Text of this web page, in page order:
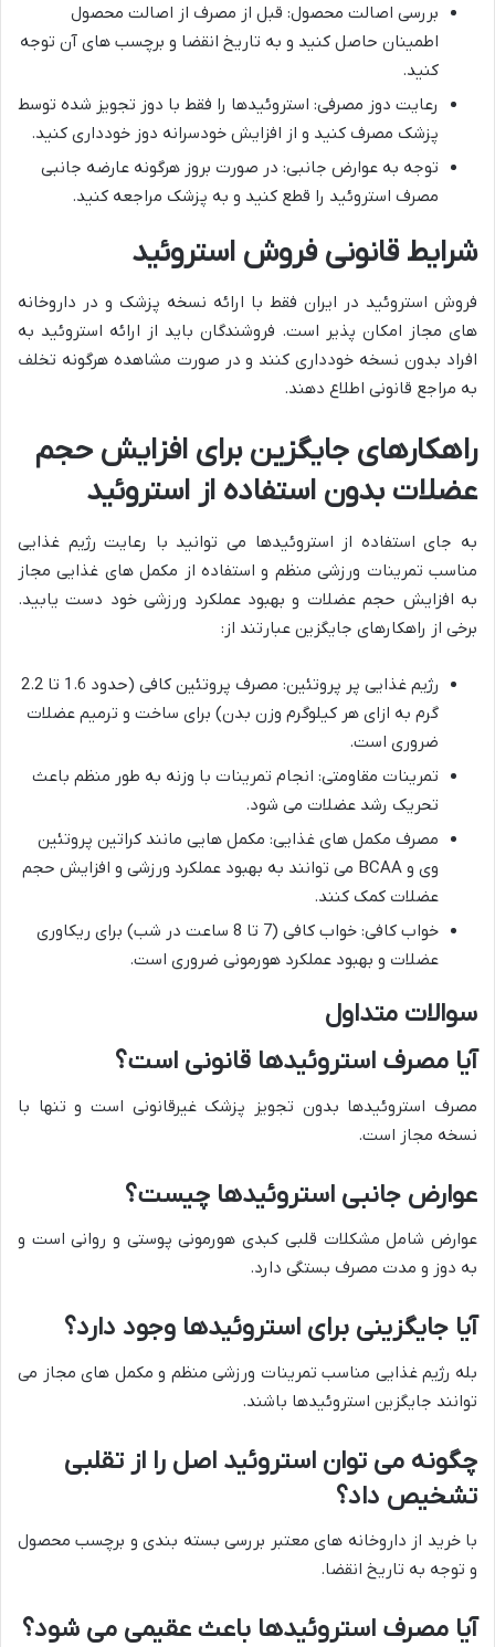
بررسی اصالت محصول: قبل از مصرف از اصالت محصول
اطمینان حاصل کنید و به تاریخ انقضا و برچسب های آن توجه
کنید.
رعایت دوز مصرفی: استروئیدها را فقط با دوز تجویز شده توسط
پزشک مصرف کنید و از افزایش خودسرانه دوز خودداری کنید.
توجه به عوارض جانبی: در صورت بروز هرگونه عارضه جانبی
مصرف استروئید را قطع کنید و به پزشک مراجعه کنید.
شرایط قانونی فروش استروئید
فروش استروئید در ایران فقط با ارائه نسخه پزشک و در داروخانه
های مجاز امکان پذیر است. فروشندگان باید از ارائه استروئید به
افراد بدون نسخه خودداری کنند و در صورت مشاهده هرگونه تخلف
به مراجع قانونی اطلاع دهند.
راهکارهای جایگزین برای افزایش حجم
عضلات بدون استفاده از استروئید
به جای استفاده از استروئیدها می توانید با رعایت رژیم غذایی
مناسب تمرینات ورزشی منظم و استفاده از مکمل های غذایی مجاز
به افزایش حجم عضلات و بهبود عملکرد ورزشی خود دست یابید.
برخی از راهکارهای جایگزین عبارتند از:
رژیم غذایی پر پروتئین: مصرف پروتئین کافی (حدود 1.6 تا 2.2
گرم به ازای هر کیلوگرم وزن بدن) برای ساخت و ترمیم عضلات
ضروری است.
تمرینات مقاومتی: انجام تمرینات با وزنه به طور منظم باعث
تحریک رشد عضلات می شود.
مصرف مکمل های غذایی: مکمل هایی مانند کراتین پروتئین
وی و BCAA می توانند به بهبود عملکرد ورزشی و افزایش حجم
عضلات کمک کنند.
خواب کافی: خواب کافی (7 تا 8 ساعت در شب) برای ریکاوری
عضلات و بهبود عملکرد هورمونی ضروری است.
سوالات متداول
آیا مصرف استروئیدها قانونی است؟
مصرف استروئیدها بدون تجویز پزشک غیرقانونی است و تنها با
نسخه مجاز است.
عوارض جانبی استروئیدها چیست؟
عوارض شامل مشکلات قلبی کبدی هورمونی پوستی و روانی است و
به دوز و مدت مصرف بستگی دارد.
آیا جایگزینی برای استروئیدها وجود دارد؟
بله رژیم غذایی مناسب تمرینات ورزشی منظم و مکمل های مجاز می
توانند جایگزین استروئیدها باشند.
چگونه می توان استروئید اصل را از تقلبی
تشخیص داد؟
با خرید از داروخانه های معتبر بررسی بسته بندی و برچسب محصول
و توجه به تاریخ انقضا.
آیا مصرف استروئیدها باعث عقیمی می شود؟